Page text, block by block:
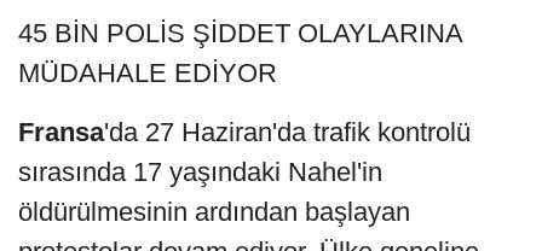
45 BİN POLİS ŞİDDET OLAYLARINA
MÜDAHALE EDİYOR
Fransa'da 27 Haziran'da trafik kontrolü
sırasında 17 yaşındaki Nahel'in
öldürülmesinin ardından başlayan